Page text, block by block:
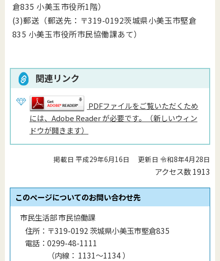
倉835 小美玉市役所1階）
(3)郵送（郵送先：〒319-0192茨城県小美玉市堅倉
835 小美玉市役所市民協働課あて）
関連リンク
PDFファイルをご覧いただくため
には、Adobe Reader が必要です。（新しいウィン
ドウが開きます）
掲載日 平成29年6月16日 更新日 令和8年4月28日
アクセス数1913
このページについてのお問い合わせ先
市民生活部 市民協働課
住所： 〒319-0192 茨城県小美玉市堅倉835
電話： 0299-48-1111
（内線 ： 1131〜1134）